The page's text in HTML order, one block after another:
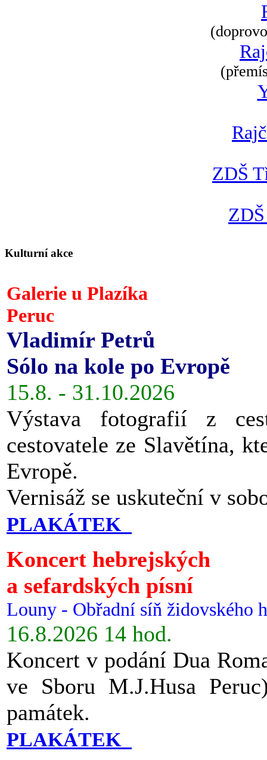
ZDŠ
Kulturní akce
Galerie u Plazíka
Peruc
Vladimír Petrů
Sólo na kole po Evropě
15.8. - 31.10.2026
Výstava fotografií z
cestovatele ze Slavětína,
Evropě.
Vernisáž se uskuteční v
PLAKÁTEK
Koncert hebrejských
a sefardských písní
Louny - Obřadní síň židovského
16.8.2026 14 hod.
Koncert v podání Dua
ve Sboru M.J.Husa
památek.
PLAKÁTEK